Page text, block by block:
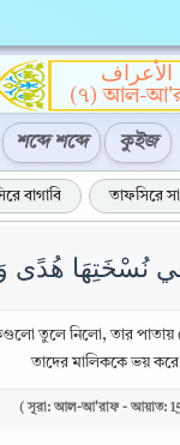
الأعراف
(৭) আল-
শব্দে শব্দে কুইজ
বাগাবি তাফসিরে
তুলে নিলো, তার পাতায়
তাদের মালিককে ভয়
( সূরা: আল-আ'রাফ - আয়াত: